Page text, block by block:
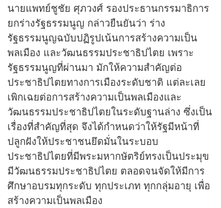
นายแพทย์ชูชัย ศุภวงศ์ รองประธานกรรมาธิการ
ยกร่างรัฐธรรมนูญ กล่าวยืนยันว่า ร่าง
รัฐธรรมนูญฉบับปฏิรูปเน้นการสร้างความเป็น
พลเมือง และวัฒนธรรมประชาธิปไตย เพราะ
รัฐธรรมนูญที่ผ่านมา มักให้ความสำคัญต่อ
ประชาธิปไตยทางการเมืองระดับชาติ แต่ละเลย
เพิกเฉยต่อการสร้างความเป็นพลเมืองและ
วัฒนธรรมประชาธิปไตยในระดับฐานล่าง ซึ่งเป็น
เรื่องที่สำคัญที่สุด จึงได้กำหนดว่าให้รัฐมีหน้าที่
ปลูกฝังให้ประชาชนยึดมั่นในระบอบ
ประชาธิปไตยที่มีพระมหากษัตริย์ทรงเป็นประมุข
มีวัฒนธรรมประชาธิปไตย ตลอดจนจัดให้มีการ
ศึกษาอบรมทุกระดับ ทุกประเภท ทุกกลุ่มอายุ เพื่อ
สร้างความเป็นพลเมือง